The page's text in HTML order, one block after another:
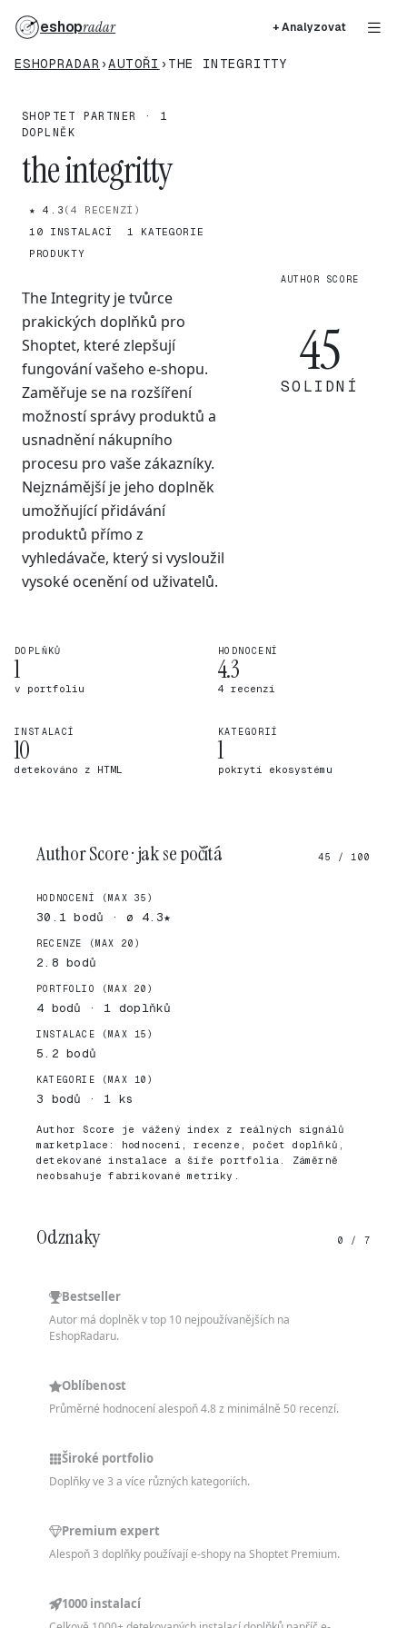
eshopradar + Analyzovat
ESHOPRADAR ›AUTOŘI › THE INTEGRITTY
SHOPTET PARTNER · 1
DOPLNĚK
the integritty
★ 4.3 (4 RECENZÍ)
10 INSTALACÍ
1 KATEGORIE
PRODUKTY
The Integrity je tvůrce
prakických doplňků pro
Shoptet, které zlepšují
fungování vašeho e-shopu.
Zaměřuje se na rozšíření
možností správy produktů a
usnadnění nákupního
procesu pro vaše zákazníky.
Nejznámější je jeho doplněk
umožňující přidávání
produktů přímo z
vyhledávače, který si vysloužil
vysoké ocenění od uživatelů.
AUTHOR SCORE
45
SOLIDNÍ
DOPLŇKŮ
1
v portfoliu
HODNOCENÍ
4.3
4 recenzí
INSTALACÍ
10
detekováno z HTML
KATEGORIÍ
1
pokrytí ekosystému
Author Score · jak se počítá 45 / 100
HODNOCENÍ (MAX 35)
30.1 bodů · ø 4.3★
RECENZE (MAX 20)
2.8 bodů
PORTFOLIO (MAX 20)
4 bodů · 1 doplňků
INSTALACE (MAX 15)
5.2 bodů
KATEGORIE (MAX 10)
3 bodů · 1 ks
Author Score je vážený index z reálných signálů
marketplace: hodnocení, recenze, počet doplňků,
detekované instalace a šíře portfolia. Záměrně
neobsahuje fabrikované metriky.
Odznaky 0 / 7
Bestseller
Autor má doplněk v top 10 nejpoužívanějších na
EshopRadaru.
Oblíbenost
Průměrné hodnocení alespoň 4.8 z minimálně 50 recenzí.
Široké portfolio
Doplňky ve 3 a více různých kategoriích.
Premium expert
Alespoň 3 doplňky používají e-shopy na Shoptet Premium.
1000 instalací